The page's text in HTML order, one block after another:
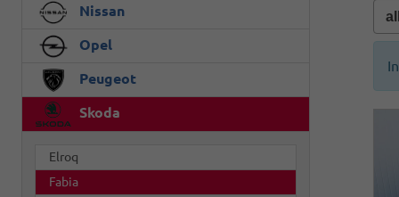
Nissan
Opel
Peugeot
Skoda
Elroq
Fabia